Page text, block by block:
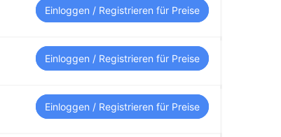
Einloggen / Registrieren für Preise
Einloggen / Registrieren für Preise
Einloggen / Registrieren für Preise